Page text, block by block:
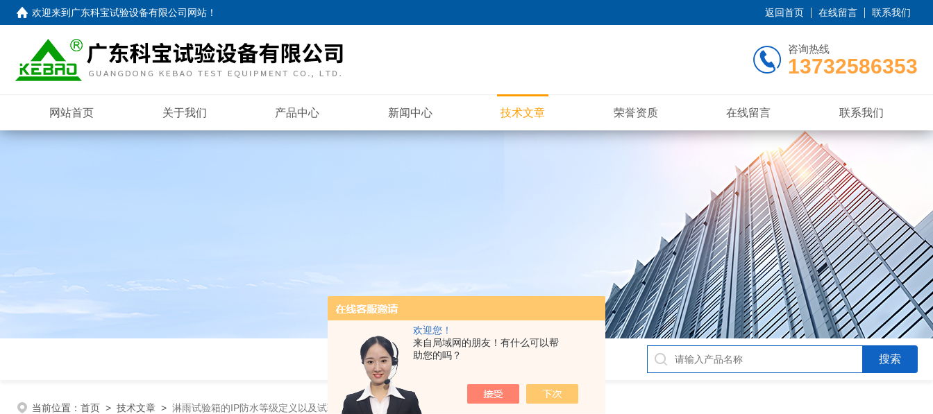
欢迎您！
来自局域网的朋友！有什么可以帮
助您的吗？
欢迎来到 广东科宝试验设备有限公司网站 ！ 返回首页 在线留言 联系我们
咨询热线
13732586353
网站首页 关于我们 产品中心 新闻中心 技术文章 荣誉资质 在线留言 联系我们
当前位置： 首页 > 技术文章 > 淋雨试验箱的IP防水等级定义以及试验作用介绍